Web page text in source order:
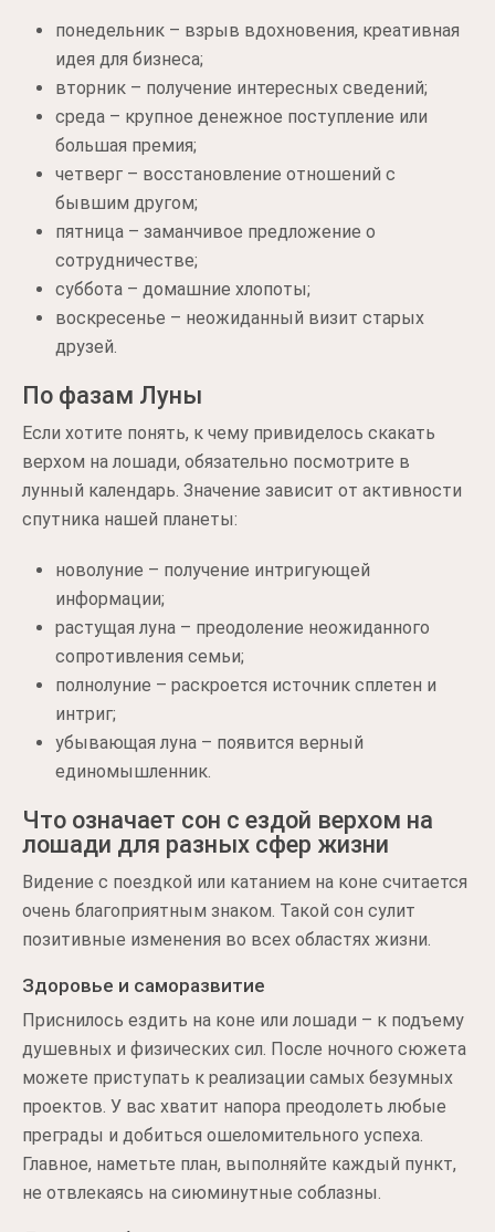
понедельник – взрыв вдохновения, креативная
идея для бизнеса;
вторник – получение интересных сведений;
среда – крупное денежное поступление или
большая премия;
четверг – восстановление отношений с
бывшим другом;
пятница – заманчивое предложение о
сотрудничестве;
суббота – домашние хлопоты;
воскресенье – неожиданный визит старых
друзей.
По фазам Луны
Если хотите понять, к чему привиделось скакать
верхом на лошади, обязательно посмотрите в
лунный календарь. Значение зависит от активности
спутника нашей планеты:
новолуние – получение интригующей
информации;
растущая луна – преодоление неожиданного
сопротивления семьи;
полнолуние – раскроется источник сплетен и
интриг;
убывающая луна – появится верный
единомышленник.
Что означает сон с ездой верхом на
лошади для разных сфер жизни
Видение с поездкой или катанием на коне считается
очень благоприятным знаком. Такой сон сулит
позитивные изменения во всех областях жизни.
Здоровье и саморазвитие
Приснилось ездить на коне или лошади – к подъему
душевных и физических сил. После ночного сюжета
можете приступать к реализации самых безумных
проектов. У вас хватит напора преодолеть любые
преграды и добиться ошеломительного успеха.
Главное, наметьте план, выполняйте каждый пункт,
не отвлекаясь на сиюминутные соблазны.